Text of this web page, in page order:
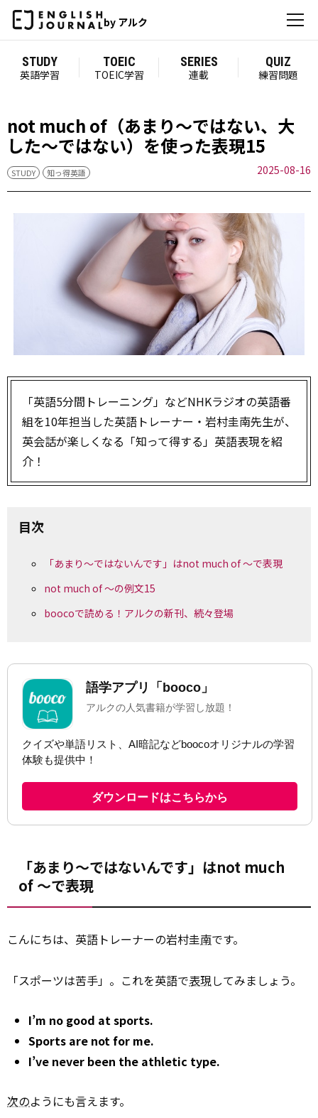
by アルク
STUDY
英語学習
TOEIC
TOEIC学習
SERIES
連載
QUIZ
練習問題
not much of（あまり～ではない、大
した～ではない）を使った表現15
STUDY 知っ得英語 2025-08-16
「英語5分間トレーニング」などNHKラジオの英語番
組を10年担当した英語トレーナー・岩村圭南先生が、
英会話が楽しくなる「知って得する」英語表現を紹
介！
目次
「あまり～ではないんです」はnot much of ～で表現
not much of ～の例文15
boocoで読める！アルクの新刊、続々登場
「あまり～ではないんです」はnot much
of ～で表現
こんにちは、英語トレーナーの岩村圭南です。
「スポーツは苦手」。これを英語で表現してみましょう。
I’m no good at sports.
Sports are not for me.
I’ve never been the athletic type.
次のようにも言えます。